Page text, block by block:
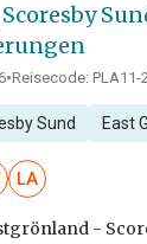
•Reisecode: PLA11-
Sund East
LA
-